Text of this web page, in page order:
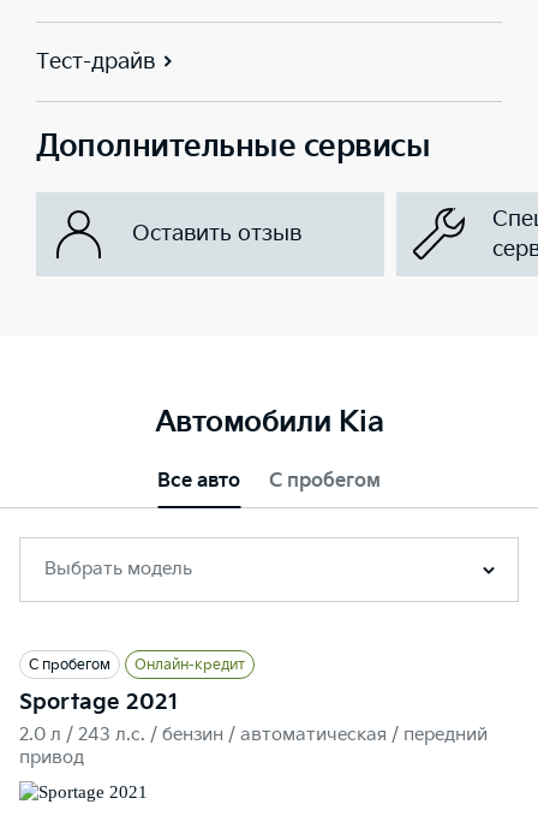
Тест-драйв
Дополнительные сервисы
Оставить отзыв
Автомобили Kia
Все авто С пробегом
Выбрать модель
С пробегом Онлайн-кредит
Sportage 2021
2.0 л / 243 л.c. / бензин / автоматическая / передний
привод